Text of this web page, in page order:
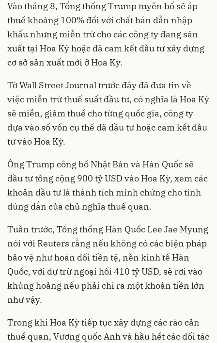
Vào tháng 8, Tổng thống Trump tuyên bố sẽ áp
thuế khoảng 100% đối với chất bán dẫn nhập
khẩu nhưng miễn trừ cho các công ty đang sản
xuất tại Hoa Kỳ hoặc đã cam kết đầu tư xây dựng
cơ sở sản xuất mới ở Hoa Kỳ.
Tờ Wall Street Journal trước đây đã đưa tin về
việc miễn trừ thuế suất đầu tư, có nghĩa là Hoa Kỳ
sẽ miễn, giảm thuế cho từng quốc gia, công ty
dựa vào số vốn cụ thể đã đầu tư hoặc cam kết đầu
tư vào Hoa Kỳ.
Ông Trump công bố Nhật Bản và Hàn Quốc sẽ
đầu tư tổng cộng 900 tỷ USD vào Hoa Kỳ, xem các
khoản đầu tư là thành tích minh chứng cho tính
đúng đắn của chủ nghĩa thuế quan.
Tuần trước, Tổng thống Hàn Quốc Lee Jae Myung
nói với Reuters rằng nếu không có các biện pháp
bảo vệ như hoán đổi tiền tệ, nền kinh tế Hàn
Quốc, với dự trữ ngoại hối 410 tỷ USD, sẽ rơi vào
khủng hoảng nếu phải chi ra một khoản tiền lớn
như vậy.
Trong khi Hoa Kỳ tiếp tục xây dựng các rào cản
thuế quan, Vương quốc Anh và hầu hết các đối tác